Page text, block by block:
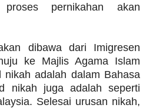
pernikahan akan
dibawa dari Imigresen
ke Majlis Agama Islam
nikah adalah dalam Bahasa
nikah juga adalah seperti
Selesai urusan nikah,